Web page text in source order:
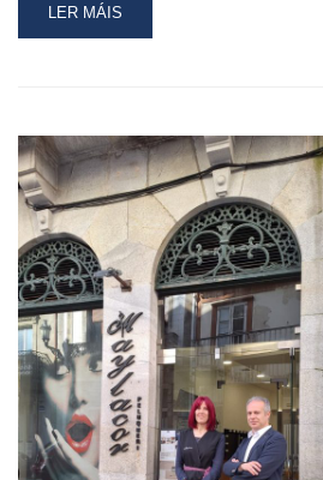
READ
MORE
GUARDA,
ROBERTO
CARRERO,
VISITA
O
ALBERGUE
O
PEIRAO
NA
CAMPAÑA
DE
APOIO
AOS
COMERCIOS
LER MÁIS